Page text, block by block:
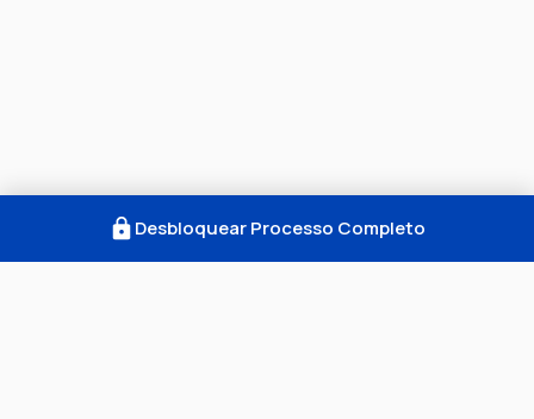
Desbloquear Processo Completo